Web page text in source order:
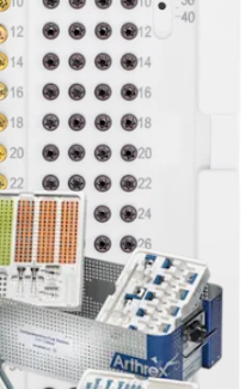
tobilloCaderaOrtobiológicos
y resección
de cursosArthroLab™ -
médica OrthoPedia